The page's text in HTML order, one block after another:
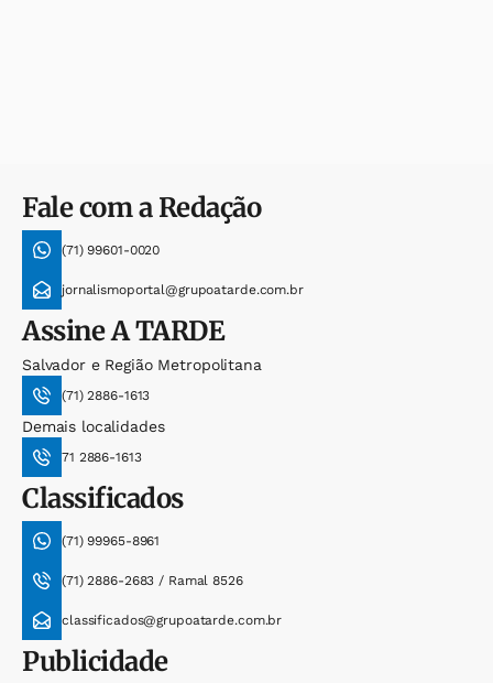
Fale com a Redação
(71) 99601-0020
jornalismoportal@grupoatarde.com.br
AssineA TARDE
Salvador e Região Metropolitana
(71) 2886-1613
Demais localidades
71 2886-1613
Classificados
(71) 99965-8961
(71) 2886-2683 / Ramal 8526
classificados@grupoatarde.com.br
Publicidade